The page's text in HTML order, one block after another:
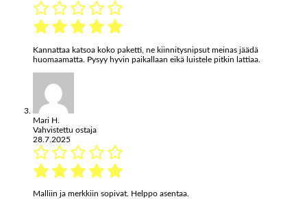
Kannattaa katsoa koko paketti, ne kiinnitysnipsut meinas jäädä
huomaamatta. Pysyy hyvin paikallaan eikä luistele pitkin lattiaa.
Mari H.
Vahvistettu ostaja
28.7.2025
Malliin ja merkkiin sopivat. Helppo asentaa.